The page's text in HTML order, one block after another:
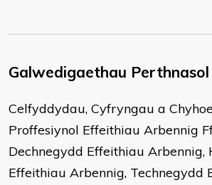
Galwedigaethau Perthnasol
Celfyddydau, Cyfryngau a
Proffesiynol Effeithiau Arbennig
Dechnegydd Effeithiau Arbennig,
Effeithiau Arbennig, Technegydd